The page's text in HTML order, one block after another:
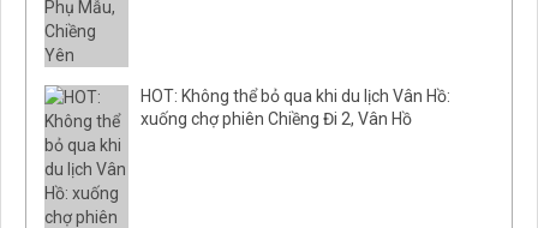
HOT: Không thể bỏ qua khi du lịch Vân Hồ:
xuống chợ phiên Chiềng Đi 2, Vân Hồ